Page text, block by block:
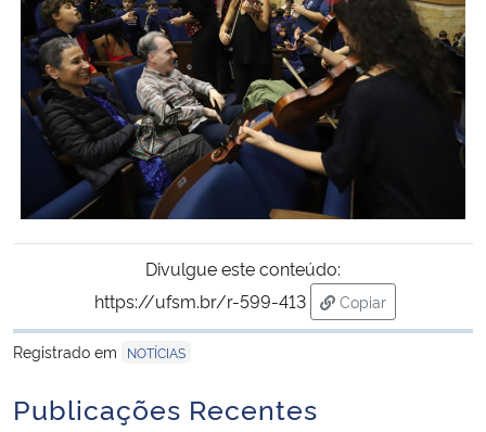
Divulgue este conteúdo:
https://ufsm.br/r-599-413
Copiar
para área de
Registrado em
NOTÍCIAS
Publicações Recentes